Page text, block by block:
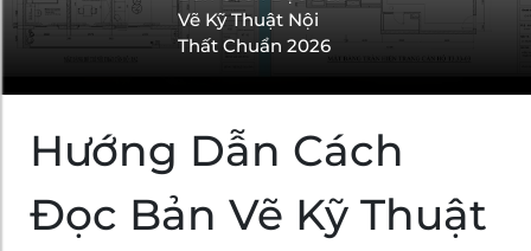
Vẽ Kỹ Thuật Nội
Thất Chuẩn 2026
Hướng Dẫn Cách
Đọc Bản Vẽ Kỹ Thuật